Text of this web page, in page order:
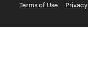
Terms of Use
Privacy